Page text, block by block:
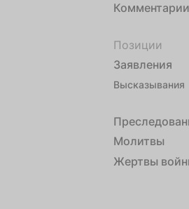
Комментарии
Позиции
Заявления
Высказывания
Молитвы
Жертвы